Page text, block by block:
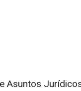
Asuntos